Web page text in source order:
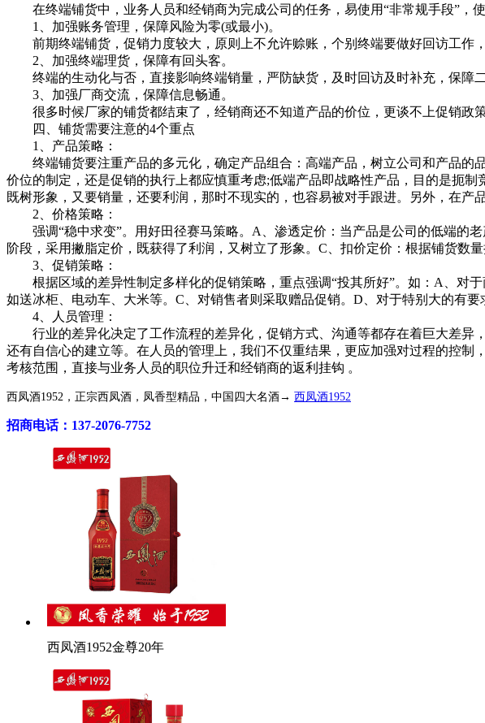
在终端铺货中，业务人员和经销商为完成公司的任务，易使用“非常规手段”，
1、加强账务管理，保障风险为零(或最小)。
前期终端铺货，促销力度较大，原则上不允许赊账，个别终端要做好回访工作，
2、加强终端理货，保障有回头客。
终端的生动化与否，直接影响终端销量，严防缺货，及时回访及时补充，保障二
3、加强厂商交流，保障信息畅通。
很多时候厂家的铺货都结束了，经销商还不知道产品的价位，更谈不上促销政
四、铺货需要注意的4个重点
1、产品策略：
终端铺货要注重产品的多元化，确定产品组合：高端产品，树立公司和产品的
价位的制定，还是促销的执行上都应慎重考虑;低端产品即战略性产品，目的是扼
既树形象，又要销量，还要利润，那时不现实的，也容易被对手跟进。另外，在产
2、价格策略：
强调“稳中求变”。用好田径赛马策略。A、渗透定价：当产品是公司的低端的
阶段，采用撇脂定价，既获得了利润，又树立了形象。C、扣价定价：根据铺货数
3、促销策略：
根据区域的差异性制定多样化的促销策略，重点强调“投其所好”。如：A、对于
如送冰柜、电动车、大米等。C、对销售者则采取赠品促销。D、对于特别大的有
4、人员管理：
行业的差异化决定了工作流程的差异化，促销方式、沟通等都存在着巨大差异
还有自信心的建立等。在人员的管理上，我们不仅重结果，更应加强对过程的控
考核范围，直接与业务人员的职位升迁和经销商的返利挂钩 。
西凤酒1952，正宗西凤酒，凤香型精品，中国四大名酒→ 西凤酒1952
招商电话：137-2076-7752
西凤酒1952金尊20年